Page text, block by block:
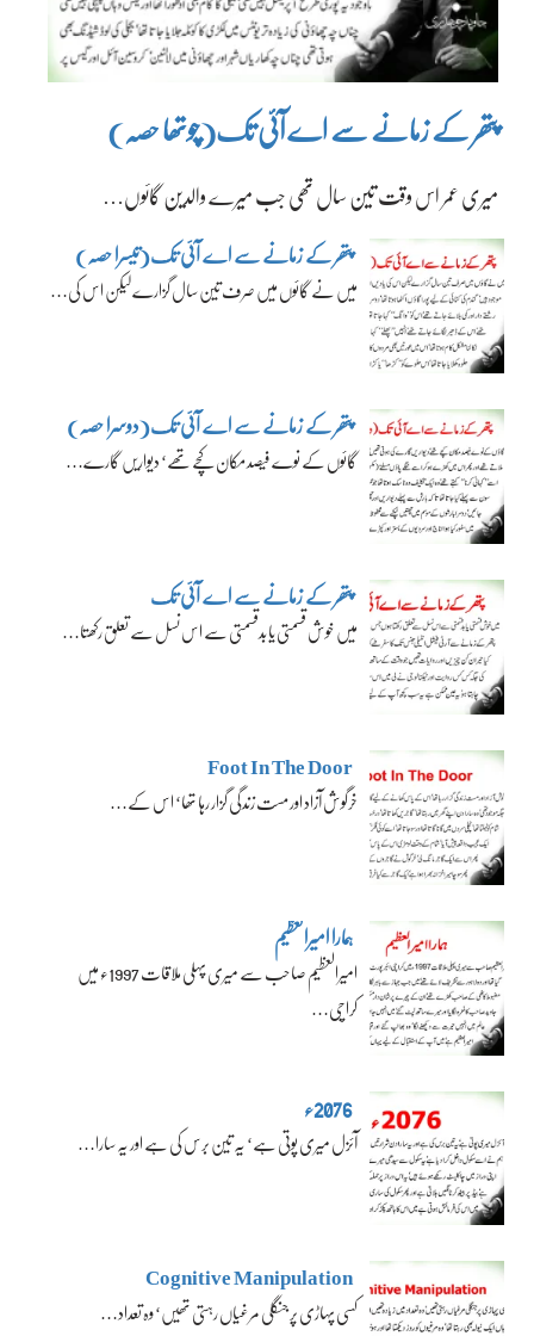
پتھر کے زمانے سے اے آئی تک(چوتھا حصہ)
میری عمر اس وقت تین سال تھی جب میرے والدین گائوں…
پتھر کے زمانے سے اے آئی تک(تیسرا حصہ)
میں نے گائوں میں صرف تین سال گزارے لیکن اس کی…
پتھر کے زمانے سے اے آئی تک(دوسرا حصہ)
گائوں کے نوے فیصد مکان کچے تھے‘ دیواریں گارے…
پتھر کے زمانے سے اے آئی تک
میں خوش قسمتی یا بدقسمتی سے اس نسل سے تعلق رکھتا…
Foot In The Door
خرگوش آزاد اور مست زندگی گزار رہا تھا‘ اس کے…
ہمارا امیرالعظیم
امیرالعظیم صاحب سے میری پہلی ملاقات 1997ء میں
کراچی…
2076ء
آئزل میری پوتی ہے‘ یہ تین برس کی ہے اور یہ سارا…
Cognitive Manipulation
کسی پہاڑی پر جنگلی مرغیاں رہتی تھیں‘ وہ تعداد…